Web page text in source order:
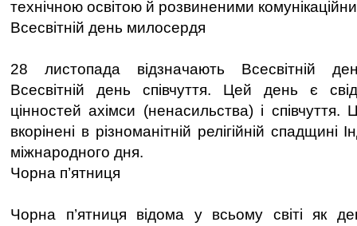
технічною освітою й розвиненими
Всесвітній день милосердя
28 листопада відзначають Всесвітній
Всесвітній день співчуття. Цей день є
цінностей ахімси (ненасильства) і співчуття.
вкорінені в різноманітній релігійній спадщині
міжнародного дня.
Чорна п’ятниця
Чорна п’ятниця відома у всьому світі як